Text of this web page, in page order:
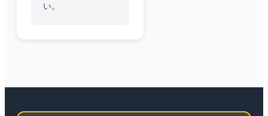
い。